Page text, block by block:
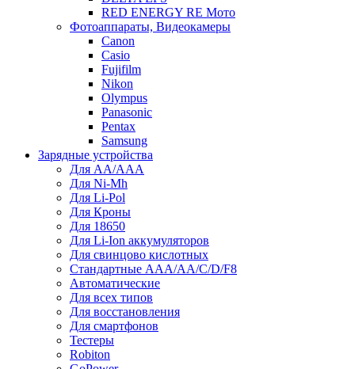
RED ENERGY RE Мото
Фотоаппараты, Видеокамеры
Canon
Casio
Fujifilm
Nikon
Olympus
Panasonic
Pentax
Samsung
Зарядные устройства
Для AA/AAA
Для Ni-Mh
Для Li-Pol
Для Кроны
Для 18650
Для Li-Ion аккумуляторов
Для свинцово кислотных
Стандартные ААА/АА/С/D/F8
Автоматические
Для всех типов
Для восстановления
Для смартфонов
Тестеры
Robiton